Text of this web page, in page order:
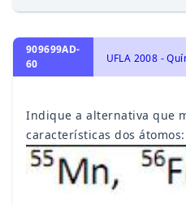
909699AD-
60
Indique a alternativa que
características dos átomos: